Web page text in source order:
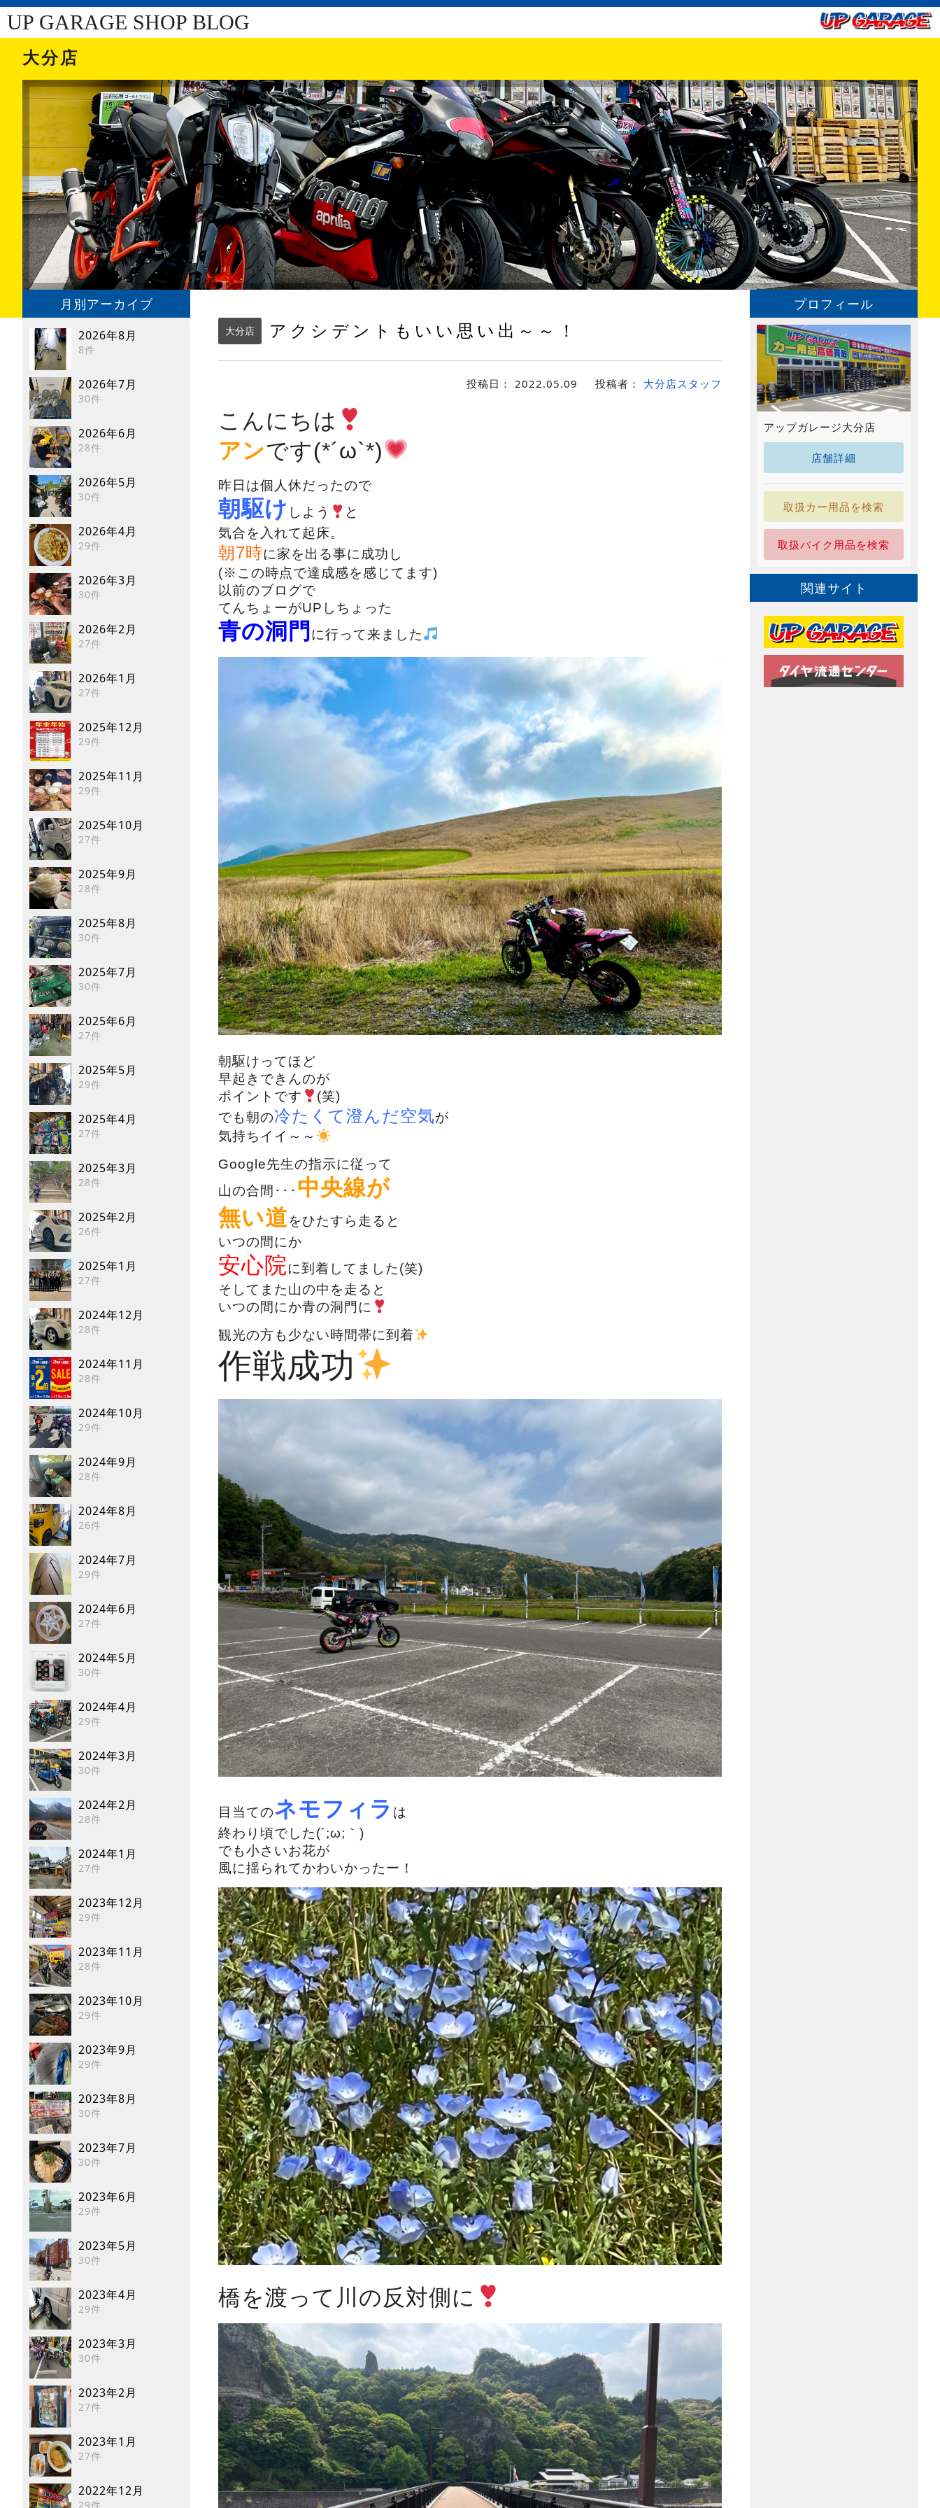
UP GARAGE SHOP BLOG
大分店
月別アーカイブ
2026年8月
8件
2026年7月
30件
2026年6月
28件
2026年5月
30件
2026年4月
29件
2026年3月
30件
2026年2月
27件
2026年1月
27件
2025年12月
29件
2025年11月
29件
2025年10月
27件
2025年9月
28件
2025年8月
30件
2025年7月
30件
2025年6月
27件
2025年5月
29件
2025年4月
27件
2025年3月
28件
2025年2月
26件
2025年1月
27件
2024年12月
28件
2024年11月
28件
2024年10月
29件
2024年9月
28件
2024年8月
26件
2024年7月
29件
2024年6月
27件
2024年5月
30件
2024年4月
29件
2024年3月
30件
2024年2月
28件
2024年1月
27件
2023年12月
29件
2023年11月
28件
2023年10月
29件
2023年9月
29件
2023年8月
30件
2023年7月
30件
2023年6月
29件
2023年5月
30件
2023年4月
29件
2023年3月
30件
2023年2月
27件
2023年1月
27件
2022年12月
29件
大分店 アクシデントもいい思い出～～！
投稿日： 2022.05.09 投稿者： 大分店スタッフ
こんにちは
アンです(*´ω`*)
昨日は個人休だったので
朝駆け しよう
と
気合を入れて起床。
朝7時に家を出る事に成功し
(※この時点で達成感を感じてます)
以前のブログで
てんちょーがUPしちょった
青の洞門 に行って来ました
朝駆けってほど
早起きできんのが
ポイントです
(笑)
でも朝の冷たくて澄んだ空気が
気持ちイイ～～
Google先生の指示に従って
山の合間･･･ 中央線が
無い道をひたすら走ると
いつの間にか
安心院に到着してました(笑)
そしてまた山の中を走ると
いつの間にか青の洞門に
観光の方も少ない時間帯に到着
作戦成功
目当てのネモフィラ は
終わり頃でした(´;ω;｀)
でも小さいお花が
風に揺られてかわいかったー！
橋を渡って川の反対側に
プロフィール
アップガレージ大分店
店舗詳細
取扱カー用品を検索
取扱バイク用品を検索
関連サイト